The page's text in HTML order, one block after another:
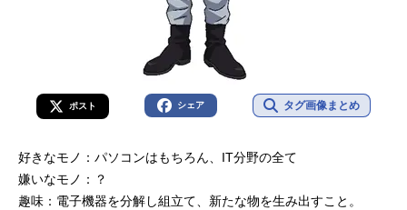
ポスト シェア タグ画像まとめ
好きなモノ：パソコンはもちろん、IT分野の全て
嫌いなモノ：？
趣味：電子機器を分解し組立て、新たな物を生み出すこと。